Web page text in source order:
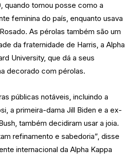
quando tomou posse como a
feminina do país, enquanto usava
As pérolas também são um
da fraternidade de Harris, a Alpha
University, que dá a seus
decorado com pérolas.
públicas notáveis, incluindo a
a primeira-dama Jill Biden e a ex-
também decidiram usar a joia.
refinamento e sabedoria”, disse
internacional da Alpha Kappa